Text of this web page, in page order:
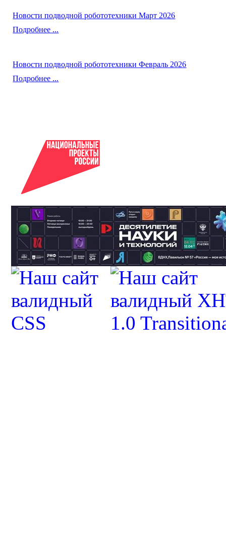
Новости подводной робототехники Март 2026
Подробнее ...
Новости подводной робототехники Февраль 2026
Подробнее ...